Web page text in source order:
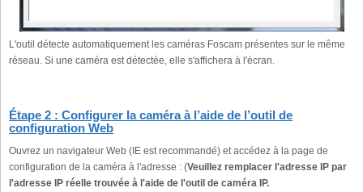
L'outil détecte automatiquement les caméras Foscam présentes sur le même
réseau. Si une caméra est détectée, elle s'affichera à l'écran.
Étape 2 : Configurer la caméra à l’aide de l’outil de
configuration Web
Ouvrez un navigateur Web (IE est recommandé) et accédez à la page de
configuration de la caméra à l'adresse : (Veuillez remplacer l'adresse IP par
l'adresse IP réelle trouvée à l'aide de l'outil de caméra IP.